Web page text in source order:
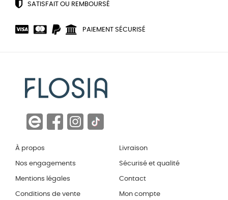
SATISFAIT OU REMBOURSÉ
PAIEMENT SÉCURISÉ
À propos
Nos engagements
Mentions légales
Conditions de vente
Livraison
Sécurisé et qualité
Contact
Mon compte